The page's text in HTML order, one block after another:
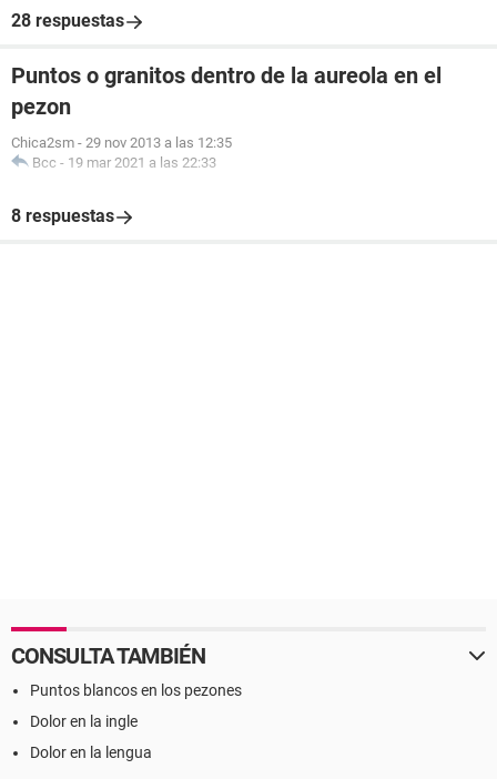
28 respuestas
Puntos o granitos dentro de la aureola en el
pezon
Chica2sm - 29 nov 2013 a las 12:35
Bcc - 19 mar 2021 a las 22:33
8 respuestas
CONSULTA TAMBIÉN
Puntos blancos en los pezones
Dolor en la ingle
Dolor en la lengua